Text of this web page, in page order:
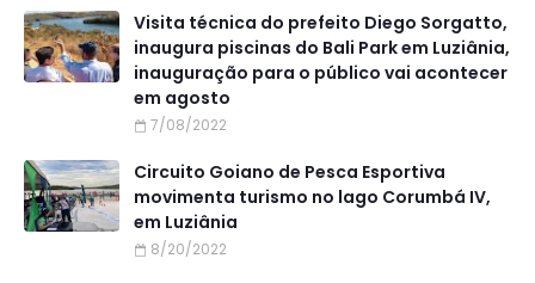
Visita técnica do prefeito Diego Sorgatto,
inaugura piscinas do Bali Park em Luziânia,
inauguração para o público vai acontecer
em agosto
7/08/2022
Circuito Goiano de Pesca Esportiva
movimenta turismo no lago Corumbá IV,
em Luziânia
8/20/2022